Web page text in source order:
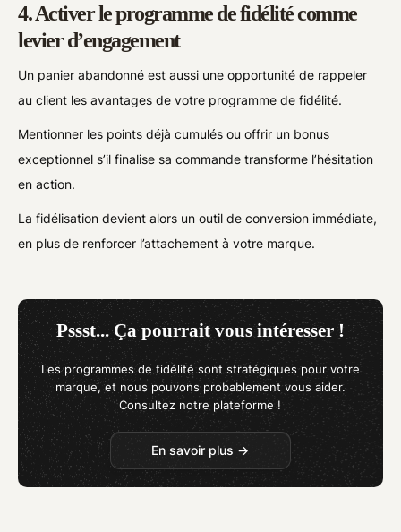
4. Activer le programme de fidélité comme
levier d’engagement
Un panier abandonné est aussi une opportunité de rappeler
au client les avantages de votre programme de fidélité.
Mentionner les points déjà cumulés ou offrir un bonus
exceptionnel s’il finalise sa commande transforme l’hésitation
en action.
La fidélisation devient alors un outil de conversion immédiate,
en plus de renforcer l’attachement à votre marque.
Pssst... Ça pourrait vous intéresser !
Les programmes de fidélité sont stratégiques pour votre
marque, et nous pouvons probablement vous aider.
Consultez notre plateforme !
En savoir plus →